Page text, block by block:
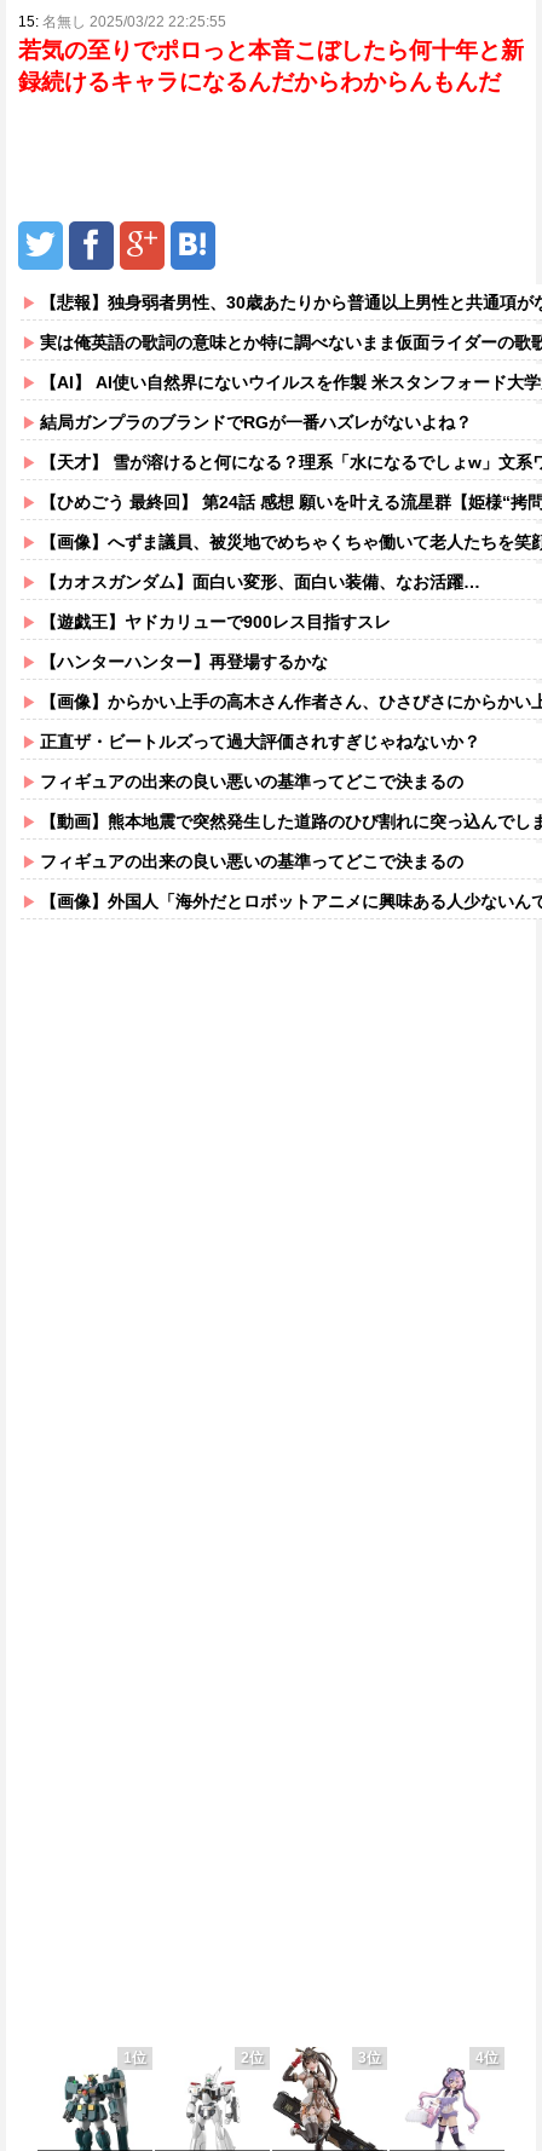
15: 名無し 2025/03/22 22:25:55
若気の至りでポロっと本音こぼしたら何十年と新
録続けるキャラになるんだからわからんもんだ
【悲報】独身弱者男性、30歳あたりから普通以上男性と共通項がなくな
実は俺英語の歌詞の意味とか特に調べないまま仮面ライダーの
【AI】 AI使い自然界にないウイルスを作製 米スタンフォード大
結局ガンプラのブランドでRGが一番ハズレがないよね？
【天才】 雪が溶けると何になる？理系「水になるでしょw」文系
【ひめごう 最終回】 第24話 感想 願いを叶える流星群【姫様“拷
【画像】へずま議員、被災地でめちゃくちゃ働いて老人たちを笑顔にして
【カオスガンダム】面白い変形、面白い装備、なお活躍…
【遊戯王】ヤドカリューで900レス目指すスレ
【ハンターハンター】再登場するかな
【画像】からかい上手の高木さん作者さん、ひさびさにからかい上手の高木
正直ザ・ビートルズって過大評価されすぎじゃねないか？
フィギュアの出来の良い悪いの基準ってどこで決まるの
【動画】熊本地震で突然発生した道路のひび割れに突っ込んでし
フィギュアの出来の良い悪いの基準ってどこで決まるの
【画像】外国人「海外だとロボットアニメに興味ある人少ないん
1位 2位 3位 4位